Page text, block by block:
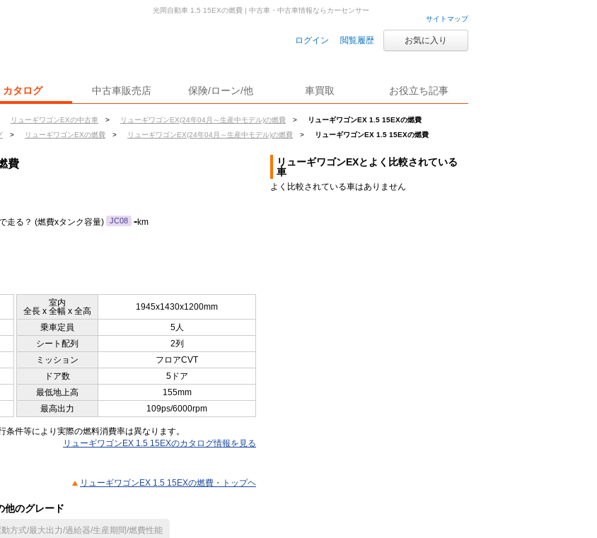
サイトマップ
ログイン 閲覧履歴 お気に入り
カタログ 中古車販売店 保険/ローン/他 車買取 お役立ち記事
リューギワゴンEXの中古車 > リューギワゴンEX(24年04月～生産中モデル)の燃費 >
リューギワゴンEX 1.5 15EXの燃費
> リューギワゴンEXの燃費 > リューギワゴンEX(24年04月～生産中モデル)の燃費 > リューギワゴンEX 1.5 15EXの燃費
光岡自動車 1.5 15EXの燃費 | 中古車・中古車情報ならカーセンサー
費
走る？ (燃費xタンク容量) JC08 -km
室内
全長 x 全幅 x 全高
1945x1430x1200mm
乗車定員
5人
シート配列
2列
ミッション
フロアCVT
ドア数
5ドア
最低地上高
155mm
最高出力 109ps/6000rpm
件等により実際の燃料消費率は異なります。
リューギワゴンEX 1.5 15EXのカタログ情報を見る
リューギワゴンEX 1.5 15EXの燃費・トップヘ
他のグレード
方式/最大出力/過給器/生産期間/燃費性能
リューギワゴンEXとよく比較されている
車
よく比較されている車はありません